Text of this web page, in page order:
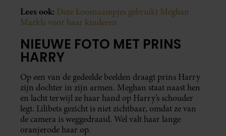
Lees ook: Deze koosnaampjes gebruikt Meghan
Markle voor haar kinderen
NIEUWE FOTO MET PRINS
HARRY
Op een van de gedeelde beelden draagt prins Harry
zijn dochter in zijn armen. Meghan staat naast hen
en lacht terwijl ze haar hand op Harry’s schouder
legt. Lilibets gezicht is niet zichtbaar, omdat ze van
de camera is weggedraaid. Wel valt haar lange
oranjerode haar op.